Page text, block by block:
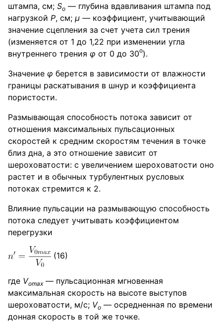
штампа, см; So — глубина вдавливания штампа под
нагрузкой Р, см; μ — коэффициент, учитывающий
значение сцепления за счет учета сил трения
(изменяется от 1 до 1,22 при изменении угла
внутреннего трения φ от 0 до 30о).
Значение φ берется в зависимости от влажности
границы раскатывания в шнур и коэффициента
пористости.
Размывающая способность потока зависит от
отношения максимальных пульсационных
скоростей к средним скоростям течения в точке
близ дна, а это отношение зависит от
шероховатости: с увеличением шероховатости оно
растет и в обычных турбулентных русловых
потоках стремится к 2.
Влияние пульсации на размывающую способность
потока следует учитывать коэффициентом
перегрузки
(16)
где Vomax— пульсационная мгновенная
максимальная скорость на высоте выступов
шероховатости, м/с; Vо — осредненная по времени
донная скорость в той же точке.